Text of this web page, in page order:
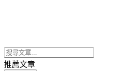
推薦文章